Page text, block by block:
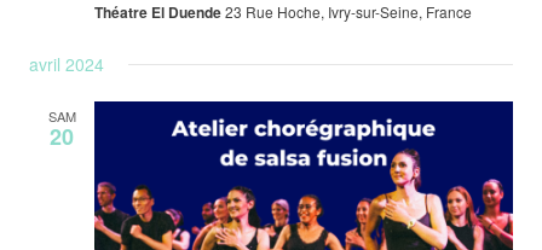
Théatre El Duende23 Rue Hoche, Ivry-sur-Seine, France
avril 2024
SAM
20